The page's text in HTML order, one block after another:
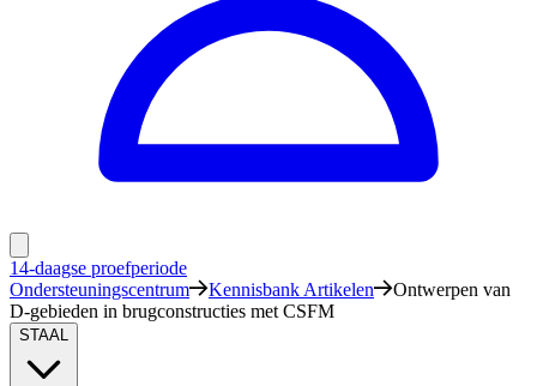
14-daagse proefperiode
Ondersteuningscentrum
Kennisbank Artikelen
Ontwerpen van
D-gebieden in brugconstructies met CSFM
STAAL